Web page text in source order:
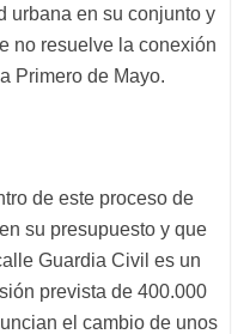
urbana en su conjunto y
no resuelve la conexión
Primero de Mayo.
de este proceso de
su presupuesto y que
Guardia Civil es un
prevista de 400.000
el cambio de unos